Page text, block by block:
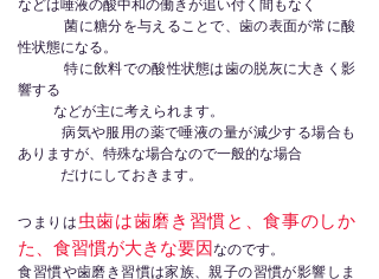
などは唾液の酸中和の働きが追い付く間もなく
菌に糖分を与えることで、歯の表面が常に酸
性状態になる。
特に飲料での酸性状態は歯の脱灰に大きく影
響する
などが主に考えられます。
病気や服用の薬で唾液の量が減少する場合も
ありますが、特殊な場合なので一般的な場合
だけにしておきます。
つまりは虫歯は歯磨き習慣と、食事のしか
た、食習慣が大きな要因なのです。
​食習慣や歯磨き習慣は家族、親子の習慣が影響しま